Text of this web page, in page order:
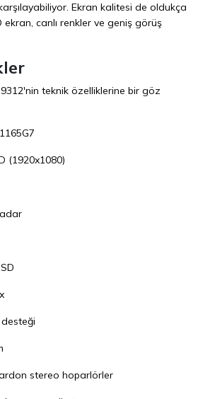
Ekran kalitesi de oldukça
ekran, canlı renkler ve geniş görüş
teknik özelliklerine bir göz
(1920x1080)
desteği
stereo hoparlörler